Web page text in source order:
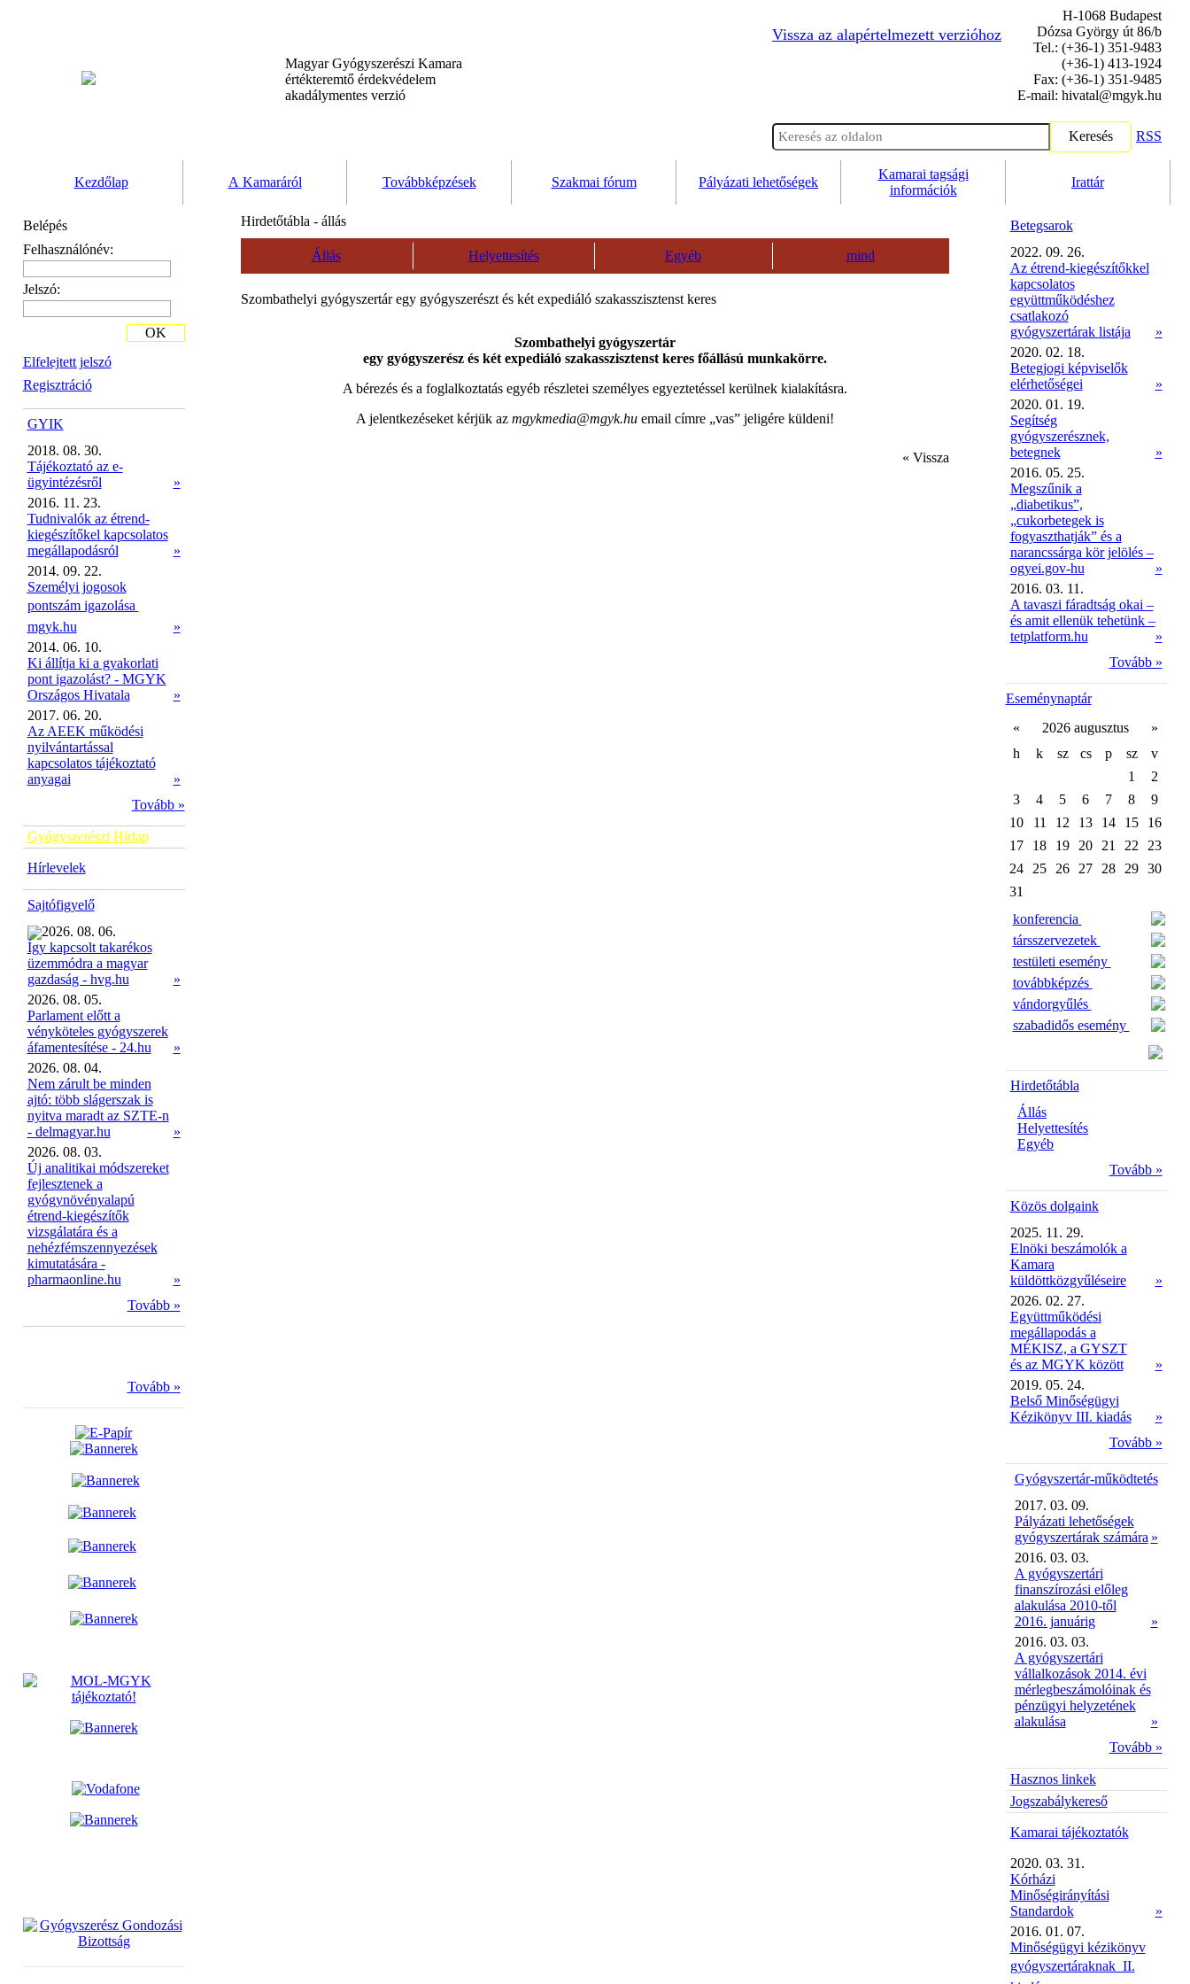
Magyar Gyógyszerészi Kamara
értékteremtő érdekvédelem
akadálymentes verzió
Vissza az alapértelmezett verzióhoz
H-1068 Budapest
Dózsa György út 86/b
Tel.: (+36-1) 351-9483
(+36-1) 413-1924
Fax: (+36-1) 351-9485
E-mail: hivatal@mgyk.hu
Keresés RSS
Kezdőlap A Kamaráról Továbbképzések Szakmai fórum Pályázati lehetőségek
Kamarai tagsági
információk
Irattár
Belépés
Felhasználónév:
Jelszó:
Elfelejtett jelszó
Regisztráció
OK
GYIK
2018. 08. 30.
Tájékoztató az e-
ügyintézésről
»
2016. 11. 23.
Tudnivalók az étrend-
kiegészítőkel kapcsolatos
megállapodásról
»
2014. 09. 22.
Személyi jogosok
pontszám igazolása 
mgyk.hu
»
2014. 06. 10.
Ki állítja ki a gyakorlati
pont igazolást? - MGYK
Országos Hivatala
»
2017. 06. 20.
Az AEEK működési
nyilvántartással
kapcsolatos tájékoztató
anyagai
»
Tovább »
Gyógyszerészi Hírlap
Hírlevelek
Sajtófigyelő
2026. 08. 06.
Így kapcsolt takarékos
üzemmódra a magyar
gazdaság - hvg.hu
»
2026. 08. 05.
Parlament előtt a
vényköteles gyógyszerek
áfamentesítése - 24.hu
»
2026. 08. 04.
Nem zárult be minden
ajtó: több slágerszak is
nyitva maradt az SZTE-n
- delmagyar.hu
»
2026. 08. 03.
Új analitikai módszereket
fejlesztenek a
gyógynövényalapú
étrend-kiegészítők
vizsgálatára és a
nehézfémszennyezések
kimutatására -
pharmaonline.hu
»
Tovább »
Tovább »
Hirdetőtábla - állás
Állás Helyettesítés Egyéb mind
Szombathelyi gyógyszertár egy gyógyszerészt és két expediáló szakasszisztenst keres
Szombathelyi gyógyszertár
egy gyógyszerész és két expediáló szakasszisztenst keres főállású munkakörre.
A bérezés és a foglalkoztatás egyéb részletei személyes egyeztetéssel kerülnek kialakításra.
A jelentkezéseket kérjük az mgykmedia@mgyk.huemail címre „vas” jeligére küldeni!
« Vissza
Betegsarok
2022. 09. 26.
Az étrend-kiegészítőkkel
kapcsolatos
együttműködéshez
csatlakozó
gyógyszertárak listája
»
2020. 02. 18.
Betegjogi képviselők
elérhetőségei
»
2020. 01. 19.
Segítség
gyógyszerésznek,
betegnek
»
2016. 05. 25.
Megszűnik a
„diabetikus”,
„cukorbetegek is
fogyaszthatják” és a
narancssárga kör jelölés –
ogyei.gov-hu
»
2016. 03. 11.
A tavaszi fáradtság okai –
és amit ellenük tehetünk –
tetplatform.hu
»
Tovább »
Eseménynaptár
«
2026 augusztus
»
h
k sz cs p sz
v
1
2
3
4 5 6 7 8
9
10
11 12 13 14 15
16
17
18 19 20 21 22
23
24
25 26 27 28 29 30
31
konferencia
társszervezetek
testületi esemény
továbbképzés
vándorgyűlés
szabadidős esemény
Hirdetőtábla
Állás
Helyettesítés
Egyéb
Tovább »
Közös dolgaink
2025. 11. 29.
Elnöki beszámolók a
Kamara
küldöttközgyűléseire
»
2026. 02. 27.
Együttműködési
megállapodás a
MÉKISZ, a GYSZT
és az MGYK között
»
2019. 05. 24.
Belső Minőségügyi
Kézikönyv III. kiadás
»
Tovább »
Gyógyszertár-működtetés
2017. 03. 09.
Pályázati lehetőségek
gyógyszertárak számára »
2016. 03. 03.
A gyógyszertári
finanszírozási előleg
alakulása 2010-től
2016. januárig
»
2016. 03. 03.
A gyógyszertári
vállalkozások 2014. évi
mérlegbeszámolóinak és
pénzügyi helyzetének
alakulása
»
Tovább »
Hasznos linkek
Jogszabálykereső
Kamarai tájékoztatók
2020. 03. 31.
Kórházi
Minőségirányítási
Standardok
»
2016. 01. 07.
Minőségügyi kézikönyv
gyógyszertáraknak  II.